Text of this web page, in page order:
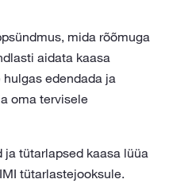
mida rõõmuga
aidata kaasa
edendada ja
oma tervisele
tütarlapsed kaasa lüüa
tütarlastejooksule.